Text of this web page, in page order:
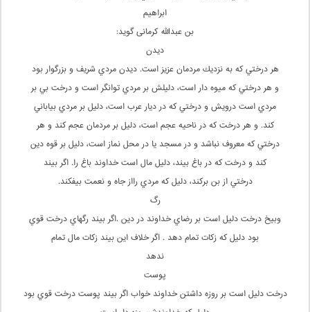
اب‍راه‍ی‍م‌
ب‍ن‌ ع‍ب‍دال‍ل‍ه‌ ک‍رم‍ان‍ی گويد:
ديدن
هر درختي كه به نزديك مردمان عزيز است. ديدن مردي شريف و بزرگوار بود
و هر درختي كه ميوه دار است، دليلش بر مردي توانگر است و درخت بي بر
مردي است درويش و درختي كه در ديار عرب است، دليل بر مردي بياباني
كند. و هر درخت كه در ناحيه عجم است، دليل بر مردمان عجم كند و هر
درختي كه معروف نباشد و در مسجد يا در محل نماز است، دليل بر قوه دين
كند و درخت كه در باغ بيند، دليل مال است خداوند باغ را. اگر بيند
درختي از بن بركند، دليل كه مردي رااز جاه و نعمت بيفكند.
رگ
وبيخ درخت دليل است بر رضاي خداوند در دين .اگر بيند رگهاي درخت قوي
بود دليل که زکات تمام دهد . اگر خلاف اين بيند زکات مال تمام
ندهد
پوست
درخت دليل است بر روزه داشتن خداوند خواب اگر بيند پوست درخت قوي بود